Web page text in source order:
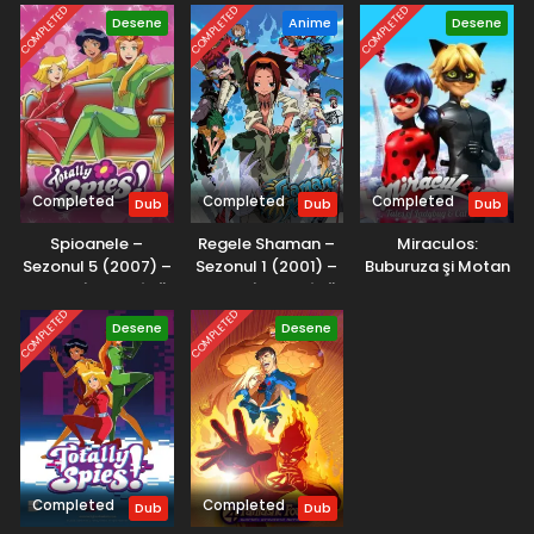
COMPLETED Desene
Completed Dub
Spioanele –
Sezonul 5 (2007) –
Dublat în Română
COMPLETED Anime
Completed Dub
Regele Shaman –
Sezonul 1 (2001) –
Dublat în Română
COMPLETED Desene
Completed Dub
Miraculos:
Buburuza şi Motan
COMPLETED Desene
Completed Dub
COMPLETED Desene
Completed Dub